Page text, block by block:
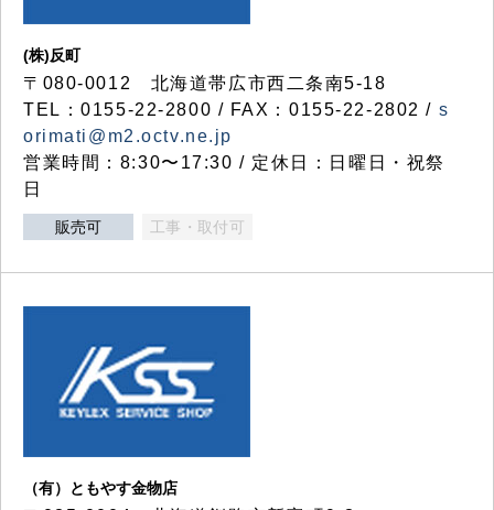
(株)反町
〒080-0012 北海道帯広市西二条南5-18
TEL：0155-22-2800 / FAX：0155-22-2802 / s
orimati@m2.octv.ne.jp
営業時間：8:30〜17:30 / 定休日：日曜日・祝祭
日
販売可 工事・取付可
（有）ともやす金物店